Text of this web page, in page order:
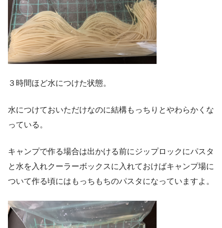
３時間ほど水につけた状態。
水につけておいただけなのに結構もっちりとやわらかくな
っている。
キャンプで作る場合は出かける前にジップロックにパスタ
と水を入れクーラーボックスに入れておけばキャンプ場に
ついて作る頃にはもっちもちのパスタになっていますよ。